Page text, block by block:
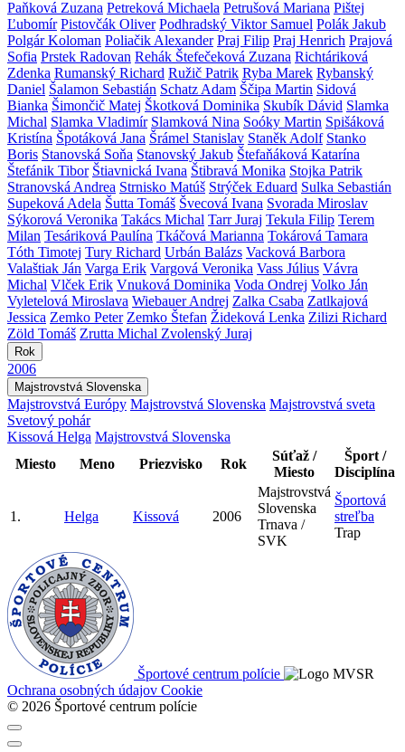
Paňková Zuzana Petreková Michaela Petrušová Mariana Pištej
Ľubomír Pistovčák Oliver Podhradský Viktor Samuel Polák Jakub
Polgár Koloman Poliačik Alexander Praj Filip Praj Henrich Prajová
Sofia Prstek Radovan Rehák Štefečeková Zuzana Richtáriková
Zdenka Rumanský Richard Ružič Patrik Ryba Marek Rybanský
Daniel Šalamon Sebastián Schatz Adam Ščipa Martin Sidová
Bianka Šimončič Matej Škotková Dominika Skubík Dávid Slamka
Michal Slamka Vladimír Slamková Nina Soóky Martin Spišáková
Kristína Špotáková Jana Šrámel Stanislav Staněk Adolf Stanko
Boris Stanovská Soňa Stanovský Jakub Štefaňáková Katarína
Štefánik Tibor Štiavnická Ivana Štibravá Monika Stojka Patrik
Stranovská Andrea Strnisko Matúš Strýček Eduard Sulka Sebastián
Supeková Adela Šutta Tomáš Švecová Ivana Svorada Miroslav
Sýkorová Veronika Takács Michal Tarr Juraj Tekula Filip Terem
Milan Tesáriková Paulína Tkáčová Marianna Tokárová Tamara
Tóth Timotej Tury Richard Urbán Balázs Vacková Barbora
Valaštiak Ján Varga Erik Vargová Veronika Vass Július Vávra
Michal Vlček Erik Vnuková Dominika Voda Ondrej Volko Ján
Vyletelová Miroslava Wiebauer Andrej Zalka Csaba Zatlkajová
Jessica Zemko Peter Zemko Štefan Žideková Lenka Zilizi Richard
Zöld Tomáš Zrutta Michal Zvolenský Juraj
Rok
2006
Majstrovstvá Slovenska
Majstrovstvá Európy Majstrovstvá Slovenska Majstrovstvá sveta
Svetový pohár
Kissová Helga Majstrovstvá Slovenska
Miesto
Meno Priezvisko Rok
Súťaž /
Miesto
Šport /
Disciplína
1. Helga Kissová 2006
Majstrovstvá
Slovenska
Trnava /
SVK
Športová
streľba
Trap
Športové centrum polície
Ochrana osobných údajov Cookie
© 2026 Športové centrum polície